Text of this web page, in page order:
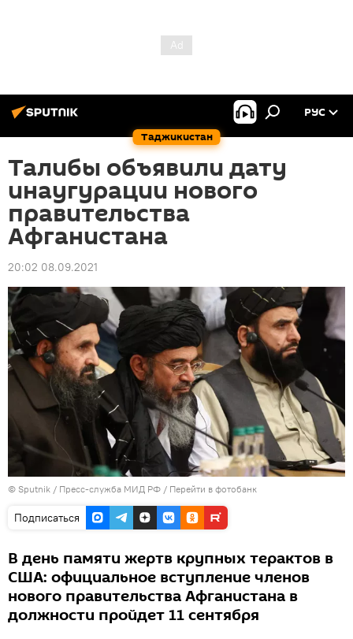
Таджикистан
РУС
Талибы объявили дату
инаугурации нового
правительства
Афганистана
20:02 08.09.2021
© Sputnik / Пресс-служба МИД РФ / Перейти в фотобанк
Подписаться
В день памяти жертв крупных терактов в
США: официальное вступление членов
нового правительства Афганистана в
должности пройдет 11 сентября